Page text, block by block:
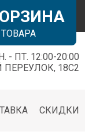
ТОВАРА
- ПТ. 12:00-20:00
18С2
СКИДКИ